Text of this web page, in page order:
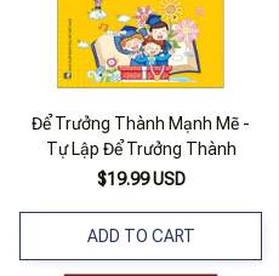
Để Trưởng Thành Mạnh Mẽ -
Tự Lập Để Trưởng Thành
$19.99 USD
ADD TO CART